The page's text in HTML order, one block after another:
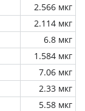
2.566 мкг
2.114 мкг
6.8 мкг
1.584 мкг
7.06 мкг
2.33 мкг
5.58 мкг